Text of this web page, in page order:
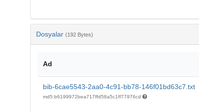
Dosyalar (192 Bytes)
Ad
bib-6cae5543-2aa0-4c91-bb78-146f01bd63c7.txt
md5:b6199972bea717ffd58a5c1ff77976cd